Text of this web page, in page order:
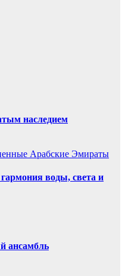
наследием
Арабские Эмираты
воды, света и
ансамбль